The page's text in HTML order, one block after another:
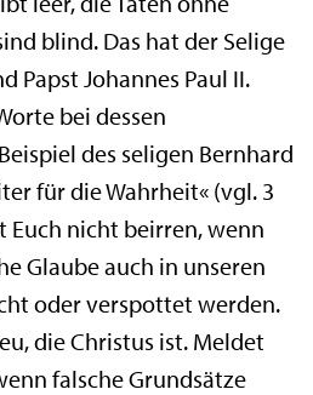
blind. Das hat der Selige
Papst Johannes Paul II.
bei dessen
des seligen Bernhard
für die Wahrheit« (vgl. 3
Euch nicht beirren, wenn
Glaube auch in unseren
oder verspottet werden.
die Christus ist. Meldet
falsche Grundsätze